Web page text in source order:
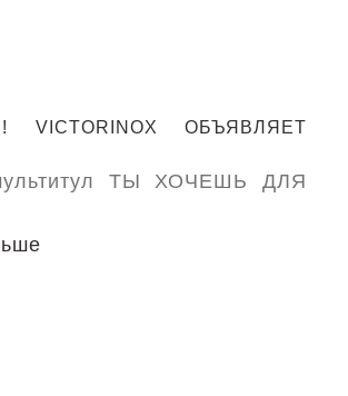
VICTORINOX ОБЪЯВЛЯЕТ
ТЫ ХОЧЕШЬ ДЛЯ